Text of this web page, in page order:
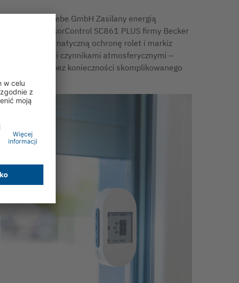
© Becker-Antriebe GmbH Zasilany energią
słoneczną SensorControl SC861 PLUS firmy Becker
zapewnia automatyczną ochronę rolet i markiz
przed słońcem i czynnikami atmosferycznymi –
niezawodnie i bez konieczności skomplikowanego
okablowania.